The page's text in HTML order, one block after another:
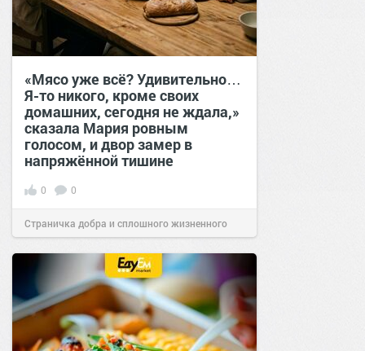
«Мясо уже всё? Удивительно…
Я-то никого, кроме своих
домашних, сегодня не ждала,»
сказала Мария ровным
голосом, и двор замер в
напряжённой тишине
0 0
Страничка добра и сплошного жизненного
позитива!15:38Вчера